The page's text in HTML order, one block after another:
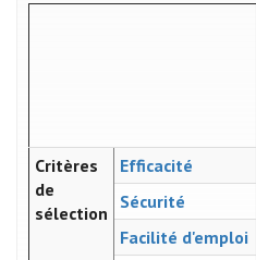
Critères
de
sélection
Efficacité
Sécurité
Facilité d'emploi